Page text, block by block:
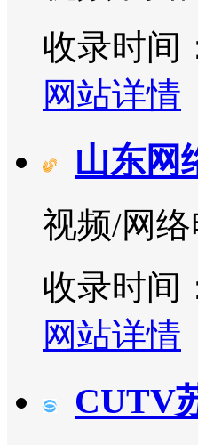
收录时间
网站详情
山东网
视频/网
收录时间
网站详情
CUTV